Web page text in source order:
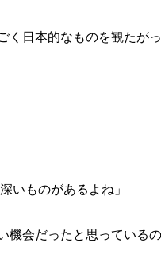
日本的なものを観たが
いものがあるよね」
会だったと思っている